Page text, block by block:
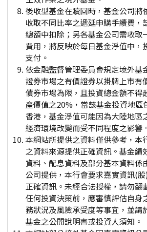
後收型基金在贖回時，基金公司將
收取不同比率之遞延申購手續費，
總額中扣除；另各基金公司需收取
費用，將反映於每日基金淨值中，
支付。
依金融監督管理委員會規定境外基
證券市場之有價證券以掛牌上市有
債券市場為限，且投資總金額不得
產價值之20%，當該基金投資地區
香港，基金淨值可能因為大陸地區
經濟環境改變而受不同程度之影響
本網站所提供之資料僅供參考，本
之資料來源提供正確資訊。基金績
資料、配息資料及部分基本資料係
公司提供，本行會要求嘉實資訊(
正確資訊。未經合法授權，請勿翻
任何投資決策前，應審慎評估自身
務狀況及風險承受度等事宜，並請
基金之公開說明書或投資人須知。